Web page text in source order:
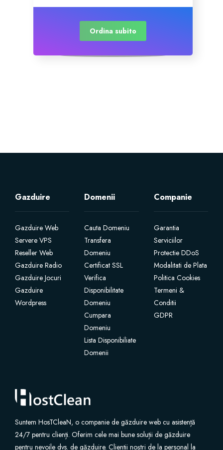
Ordina subito
Gazduire
Gazduire Web
Servere VPS
Reseller Web
Gazduire Radio
Gazduire Jocuri
Gazduire
Wordpress
Domenii
Cauta Domeniu
Transfera
Domeniu
Certificat SSL
Verifica
Disponibilitate
Domeniu
Cumpara
Domeniu
Lista Disponibiliate
Domenii
Companie
Garantia
Serviciilor
Protectie DDoS
Modalitati de Plata
Politica Cookies
Termeni &
Conditii
GDPR
Suntem HosTCleaN, o companie de găzduire web cu asistență
24/7 pentru clienți. Oferim cele mai bune soluții de găzduire
pentru nevoile dvs. de găzduire. Clienții noștri de la personal la